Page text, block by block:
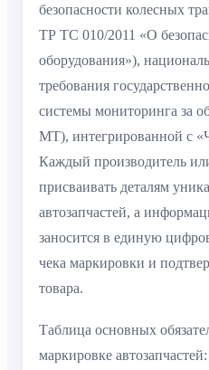
безопасности колесных
ТР ТС 010/2011 «О
оборудования»),
требования
системы мониторинга за
МТ), интегрированной с
Каждый производитель
присваивать деталям
автозапчастей, а
заносится в единую
чека маркировки и
товара.
Таблица основных
маркировке автозапчастей: